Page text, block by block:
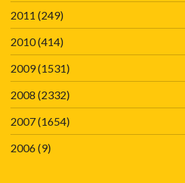
2011 (249)
2010(414)
2009(1531)
2008 (2332)
2007(1654)
2006(9)